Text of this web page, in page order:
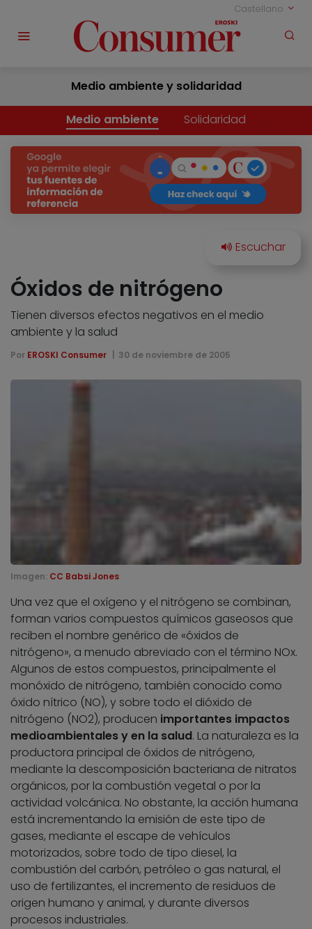
Castellano
Medio ambiente y solidaridad
Medio ambiente Solidaridad
Óxidos de nitrógeno
Tienen diversos efectos negativos en el medio
ambiente y la salud
Por EROSKI Consumer 30 de noviembre de 2005
Imagen: CC Babsi Jones
Una vez que el oxígeno y el nitrógeno se combinan,
forman varios compuestos químicos gaseosos que
reciben el nombre genérico de «óxidos de
nitrógeno», a menudo abreviado con el término NOx.
Algunos de estos compuestos, principalmente el
monóxido de nitrógeno, también conocido como
óxido nítrico (NO), y sobre todo el dióxido de
nitrógeno (NO2), producen importantes impactos
medioambientales y en la salud. La naturaleza es la
productora principal de óxidos de nitrógeno,
mediante la descomposición bacteriana de nitratos
orgánicos, por la combustión vegetal o por la
actividad volcánica. No obstante, la acción humana
está incrementando la emisión de este tipo de
gases, mediante el escape de vehículos
motorizados, sobre todo de tipo diesel, la
combustión del carbón, petróleo o gas natural, el
uso de fertilizantes, el incremento de residuos de
origen humano y animal, y durante diversos
procesos industriales.